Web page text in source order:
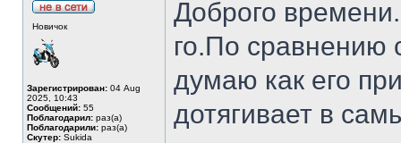
Новичок
Зарегистрирован: 04 Aug
2025, 10:43
Сообщений: 55
Поблагодарил: раз(а)
Поблагодарили: раз(а)
Скутер: Sukida
Доброго
го.По сравнению
думаю как его
дотягивает в